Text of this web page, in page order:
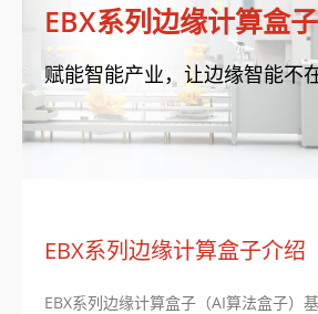
EBX系列边缘计算盒子
赋能智能产业，让边缘智能不
EBX系列边缘计算盒子介绍
EBX系列边缘计算盒子（AI算法盒子）